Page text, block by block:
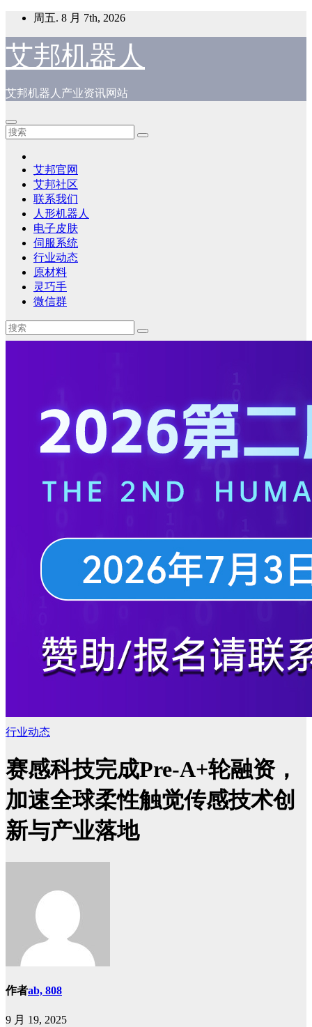
内
容
周五. 8 月 7th, 2026
艾邦机器人
艾邦机器人产业资讯网站
艾邦官网
艾邦社区
联系我们
人形机器人
电子皮肤
伺服系统
行业动态
原材料
灵巧手
微信群
行业动态
赛感科技完成Pre-A+轮融资，
加速全球柔性触觉传感技术创
新与产业落地
作者ab, 808
9 月 19, 2025